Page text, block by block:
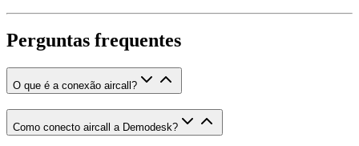
Perguntas frequentes
O que é a conexão aircall?
Como conecto aircall a Demodesk?